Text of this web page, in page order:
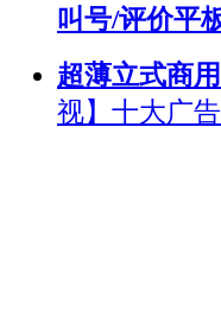
叫号/评价平
超薄立式商
视】十大广